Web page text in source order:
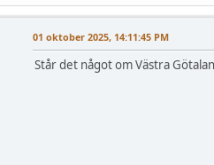
01 oktober 2025, 14:11:45 PM
Står det något om Västra